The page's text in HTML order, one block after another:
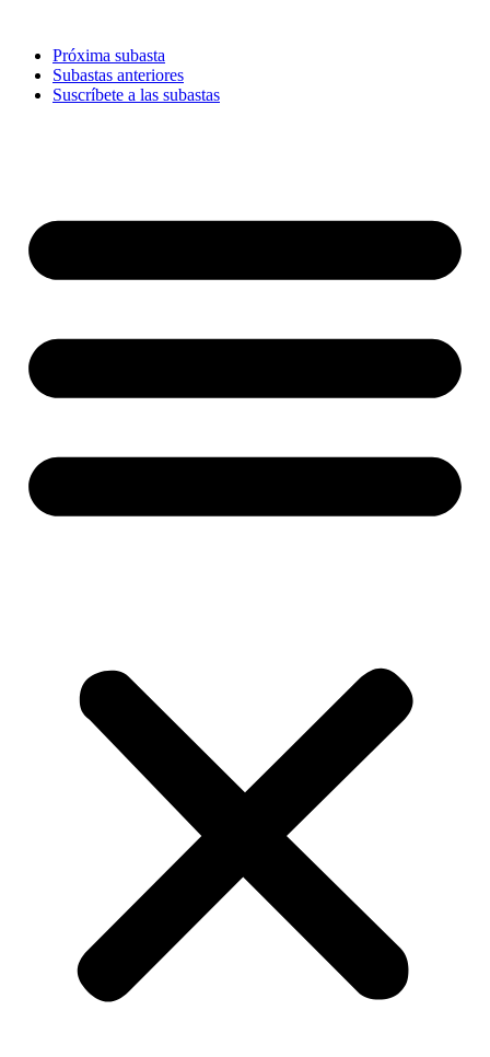
contenidoPróxima subasta
Subastas anteriores
Suscríbete a las subastas